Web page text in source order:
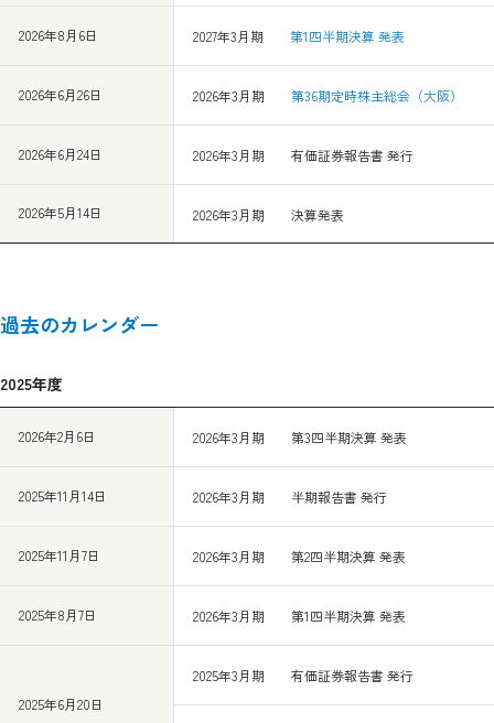
2026年8月6日 2027年3月期 第1四半期決算 発表
2026年6月26日 2026年3月期 第36期定時株主総会（大阪）
2026年6月24日 2026年3月期 有価証券報告書 発行
2026年5月14日 2026年3月期 決算発表
過去のカレンダー
2025年度
2026年2月6日 2026年3月期 第3四半期決算 発表
2025年11月14日 2026年3月期 半期報告書 発行
2025年11月7日 2026年3月期 第2四半期決算 発表
2025年8月7日 2026年3月期 第1四半期決算 発表
2025年6月20日
2025年3月期 有価証券報告書 発行